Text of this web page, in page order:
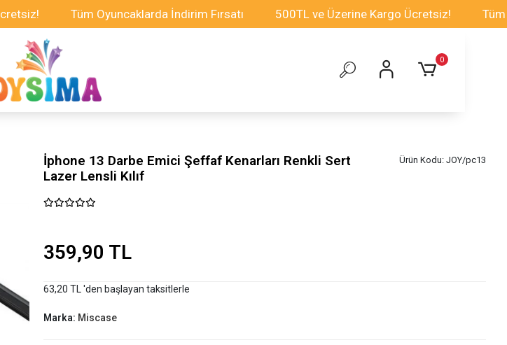
Tüm Oyuncaklarda İndirim Fırsatı 500TL ve Üzerine Kargo Ücretsiz! Tüm
0
İphone 13 Darbe Emici Şeffaf Kenarları Renkli Sert
Lazer Lensli Kılıf
Ürün Kodu: JOY/pc13
359,90 TL
63,20 TL 'den başlayan taksitlerle
Marka: Miscase